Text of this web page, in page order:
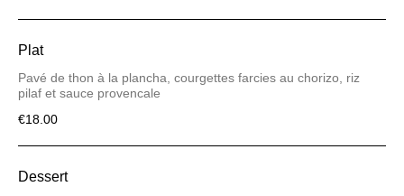
Plat
Pavé de thon à la plancha, courgettes farcies au chorizo, riz
pilaf et sauce provencale
€18.00
Dessert